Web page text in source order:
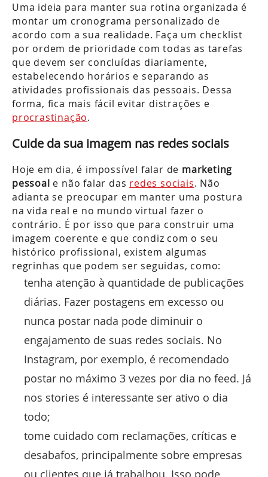
Uma ideia para manter sua rotina organizada é
montar um cronograma personalizado de
acordo com a sua realidade. Faça um checklist
por ordem de prioridade com todas as tarefas
que devem ser concluídas diariamente,
estabelecendo horários e separando as
atividades profissionais das pessoais. Dessa
forma, fica mais fácil evitar distrações e
procrastinação.
Cuide da sua imagem nas redes sociais
Hoje em dia, é impossível falar de marketing
pessoal e não falar das redes sociais. Não
adianta se preocupar em manter uma postura
na vida real e no mundo virtual fazer o
contrário. É por isso que para construir uma
imagem coerente e que condiz com o seu
histórico profissional, existem algumas
regrinhas que podem ser seguidas, como:
tenha atenção à quantidade de publicações
diárias. Fazer postagens em excesso ou
nunca postar nada pode diminuir o
engajamento de suas redes sociais. No
Instagram, por exemplo, é recomendado
postar no máximo 3 vezes por dia no feed. Já
nos stories é interessante ser ativo o dia
todo;
tome cuidado com reclamações, críticas e
desabafos, principalmente sobre empresas
ou clientes que já trabalhou. Isso pode